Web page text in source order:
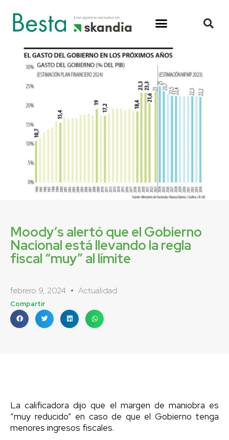
Moody’s alertó que el Gobierno
Nacional está llevando la regla
fiscal “muy” al límite
febrero 9, 2024 Actualidad
Compartir
La calificadora dijo que el margen de maniobra es
“muy reducido” en caso de que el Gobierno tenga
menores ingresos fiscales.